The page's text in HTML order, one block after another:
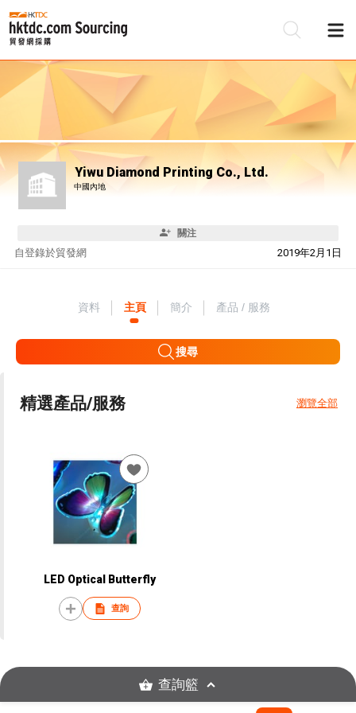
Yiwu Diamond Printing Co., Ltd.
中國內地
關注
自 2019年2月1日
登錄於貿發網
資料 主頁 簡介 產品 / 服務
搜尋
精選產品/服務 瀏覽全部
LED Optical Butterfly
查詢
查詢籃